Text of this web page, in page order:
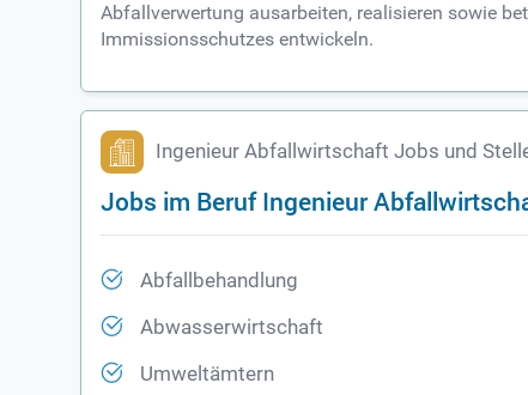
Abfallverwertung ausarbeiten, realisieren sowie
Immissionsschutzes entwickeln.
Ingenieur Abfallwirtschaft Jobs und
Jobs im Beruf Ingenieur
Abfallbehandlung
Abwasserwirtschaft
Umweltämtern